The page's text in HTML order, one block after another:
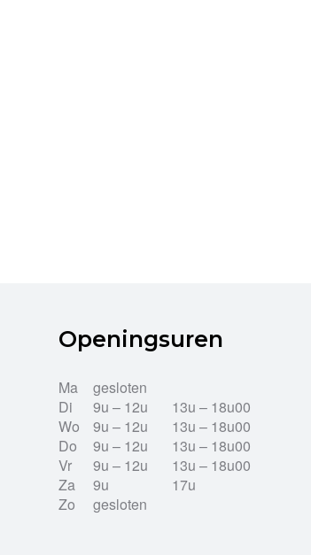
Openingsuren
Ma
gesloten
Di
9u – 12u
13u – 18u00
Wo
9u – 12u
13u – 18u00
Do
9u – 12u
13u – 18u00
Vr
9u – 12u
13u – 18u00
Za
9u
17u
Zo
gesloten